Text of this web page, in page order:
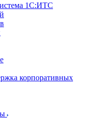
1С:ИТС
корпоративных